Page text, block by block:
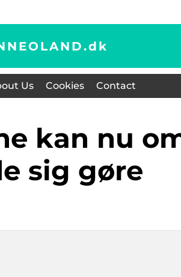
dk
Us Cookies Contact
sig gøre